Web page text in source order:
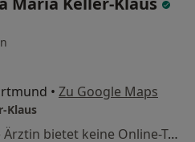
• Zu Google Maps
Klaus
Dieser Arzt bzw. diese Ärztin bietet keine Online-Terminbuchung an diesem Standort an.